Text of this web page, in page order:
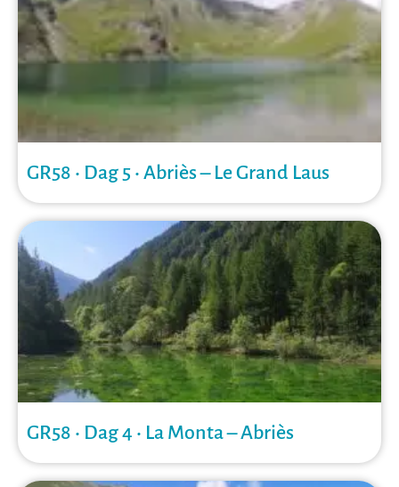
GR58 • Dag 5 • Abriès – Le Grand Laus
GR58 • Dag 4 • La Monta – Abriès